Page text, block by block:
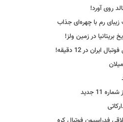
روی آورد!
رم با چهره‌ای جذاب
بریتانیا در زمین ولز!
در 12 دقیقه!
11 جدید